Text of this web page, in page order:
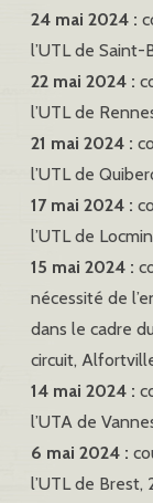
24 mai 2024 :
l’UTL de Saint-
22 mai 2024 :
l’UTL de
21 mai 2024 :
l’UTL de
17 mai 2024 :
l’UTL de
15 mai 2024 :
nécessité de
dans le cadre
circuit,
14 mai 2024 :
l’UTA de
6 mai 2024 :
l’UTL de Brest,